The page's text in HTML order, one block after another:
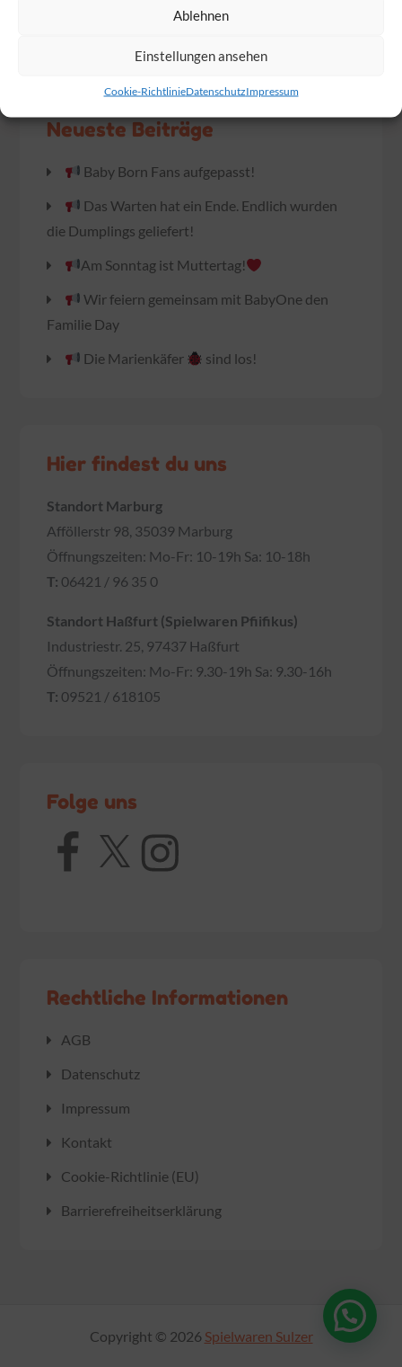
Ablehnen
Einstellungen ansehen
Cookie-RichtlinieDatenschutzImpressum
Tschüss Termin- & Nachweispflicht!
Neueste Beiträge
Baby Born Fans aufgepasst!
Das Warten hat ein Ende. Endlich wurden
die Dumplings geliefert!
Am Sonntag ist Muttertag!
Wir feiern gemeinsam mit BabyOne den
Familie Day
Die Marienkäfer
sind los!
Hier findest du uns
Standort Marburg
Afföllerstr 98, 35039 Marburg
Öffnungszeiten: Mo-Fr: 10-19h Sa: 10-18h
T: 06421 / 96 35 0
Standort Haßfurt (Spielwaren Pfiifikus)
Industriestr. 25, 97437 Haßfurt
Öffnungszeiten: Mo-Fr: 9.30-19h Sa: 9.30-16h
T: 09521 / 618105
Folge uns
Facebook
X Instagram
Rechtliche Informationen
AGB
Datenschutz
Impressum
Kontakt
Cookie-Richtlinie (EU)
Barrierefreiheitserklärung
Copyright © 2026 Spielwaren Sulzer